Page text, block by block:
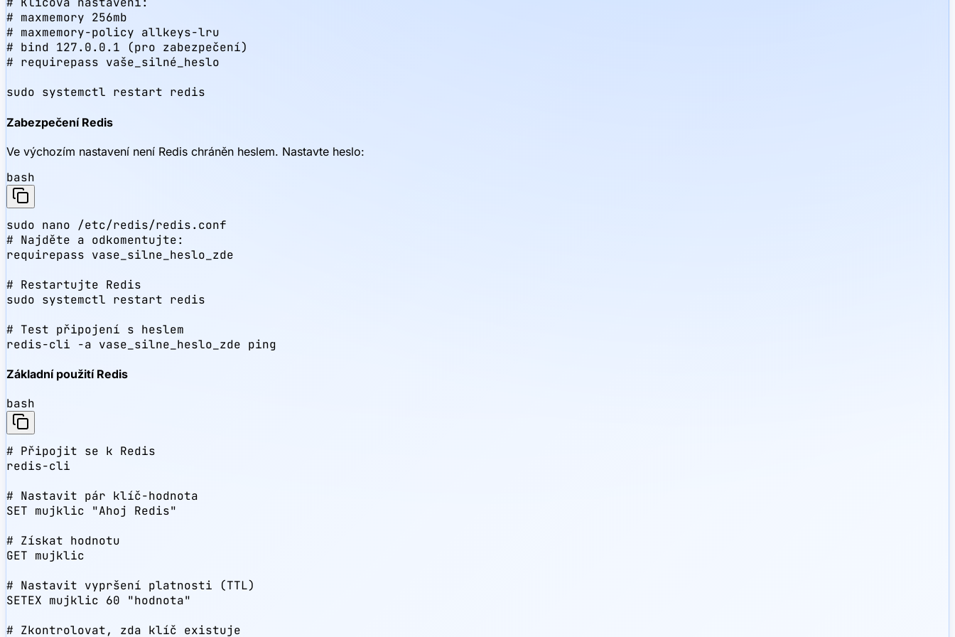
# maxmemory 256mb
# maxmemory-policy allkeys-lru
# bind 127.0.0.1 (pro zabezpečení)
# requirepass vaše_silné_heslo
sudo systemctl restart redis
Zabezpečení Redis
Ve výchozím nastavení není Redis chráněn heslem. Nastavte heslo:
bash
sudo nano /etc/redis/redis.conf
# Najděte a odkomentujte:
requirepass vase_silne_heslo_zde
# Restartujte Redis
sudo systemctl restart redis
# Test připojení s heslem
redis-cli -a vase_silne_heslo_zde ping
Základní použití Redis
bash
# Připojit se k Redis
redis-cli
# Nastavit pár klíč-hodnota
SET mujklic "Ahoj Redis"
# Získat hodnotu
GET mujklic
# Nastavit vypršení platnosti (TTL)
SETEX mujklic 60 "hodnota"
# Zkontrolovat, zda klíč existuje